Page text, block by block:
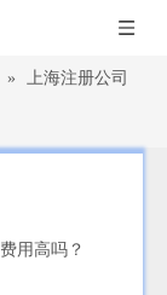
»
上海注册公司
用高吗？